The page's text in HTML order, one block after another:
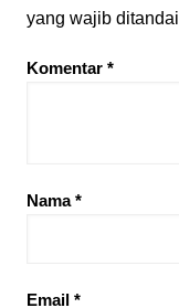
yang wajib ditandai
Komentar *
Nama*
Email *